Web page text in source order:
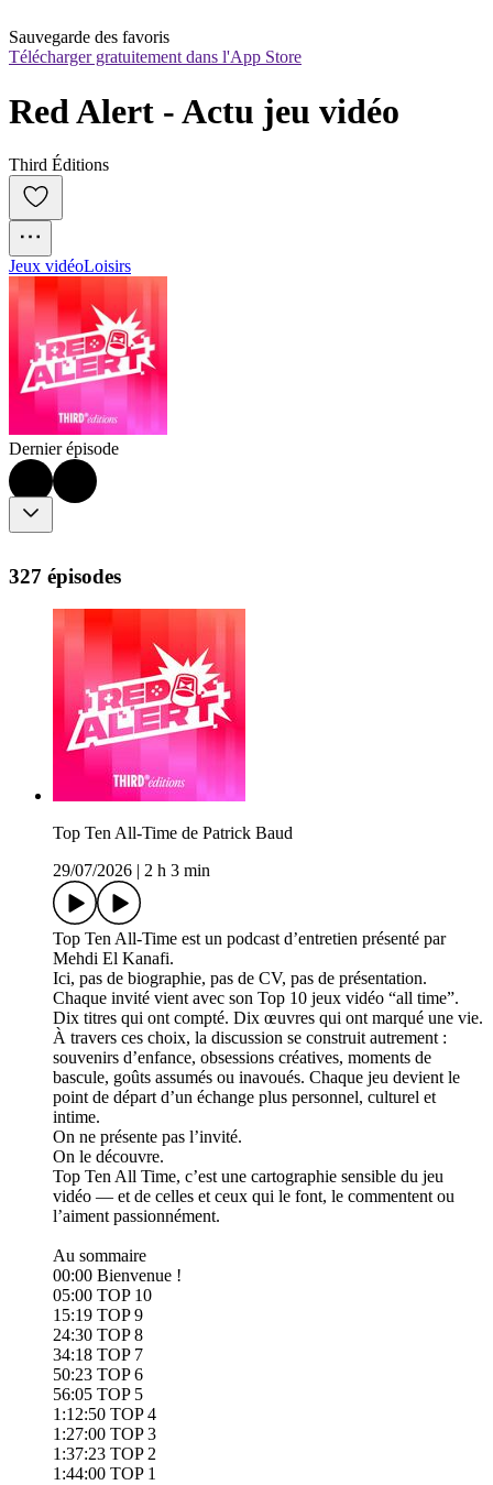
Sauvegarde des favoris
Télécharger gratuitement dans l'App Store
Red Alert - Actu jeu vidéo
Third Éditions
Jeux vidéoLoisirs
Dernier épisode
327 épisodes
Top Ten All-Time de Patrick Baud
29/07/2026
2 h 3 min
Top Ten All-Time est un podcast d’entretien présenté par
Mehdi El Kanafi.
Ici, pas de biographie, pas de CV, pas de présentation.
Chaque invité vient avec son Top 10 jeux vidéo “all time”.
Dix titres qui ont compté. Dix œuvres qui ont marqué une vie.
À travers ces choix, la discussion se construit autrement :
souvenirs d’enfance, obsessions créatives, moments de
bascule, goûts assumés ou inavoués. Chaque jeu devient le
point de départ d’un échange plus personnel, culturel et
intime.
On ne présente pas l’invité.
On le découvre.
Top Ten All Time, c’est une cartographie sensible du jeu
vidéo — et de celles et ceux qui le font, le commentent ou
l’aiment passionnément.
Au sommaire
00:00 Bienvenue !
05:00 TOP 10
15:19 TOP 9
24:30 TOP 8
34:18 TOP 7
50:23 TOP 6
56:05 TOP 5
1:12:50 TOP 4
1:27:00 TOP 3
1:37:23 TOP 2
1:44:00 TOP 1